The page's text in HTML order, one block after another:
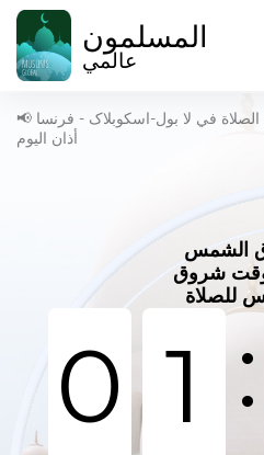
المسلمون
عالمي
في لا بول-اسکوبلاک - فرنسا 📢
أذان اليوم
الشمس
شروق
للصلاة
0 1 :